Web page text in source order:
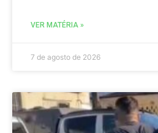
VER MATÉRIA »
7 de agosto de 2026